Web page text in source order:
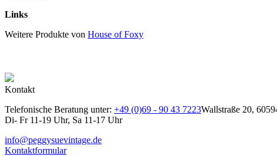
Links
Weitere Produkte von House of Foxy
Kontakt
Telefonische Beratung unter: +49 (0)69 - 90 43 7223Wallstraße 20,
Di- Fr 11-19 Uhr, Sa 11-17 Uhr
info@peggysuevintage.de
Kontaktformular